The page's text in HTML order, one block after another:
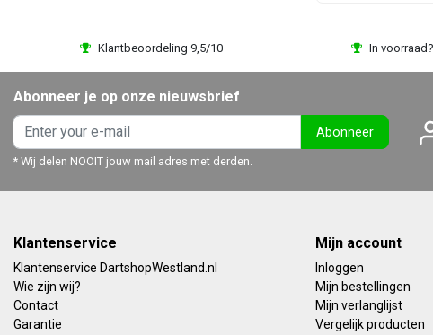
Klantbeoordeling 9,5/10 In
Abonneer je op onze nieuwsbrief
Abonneer
* Wij delen NOOIT jouw mail adres met derden.
Klantenservice
Klantenservice DartshopWestland.nl
Wie zijn wij?
Contact
Garantie
Mijn account
Inloggen
Mijn bestellingen
Mijn verlanglijst
Vergelijk producten